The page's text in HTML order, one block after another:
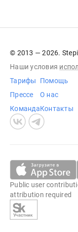
© 2013 — 2026.
Наши условия
Тарифы
Прессе
Команда
Помощь
О нас
Контакты
Public user
attribution required